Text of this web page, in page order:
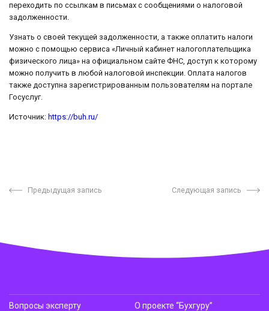
переходить по ссылкам в письмах с сообщениями о налоговой
задолженности.
Узнать о своей текущей задолженности, а также оплатить налоги
можно с помощью сервиса «Личный кабинет налогоплательщика
физического лица» на официальном сайте ФНС, доступ к которому
можно получить в любой налоговой инспекции. Оплата налогов
также доступна зарегистрированным пользователям на портале
Госуслуг.
Источник: https://buh.ru/
Предыдущая запись Следующая запись
Вопросы эксперту
О проекте “Бухгуру”